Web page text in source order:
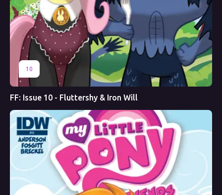
10
FF: Issue 10 - Fluttershy & Iron Will